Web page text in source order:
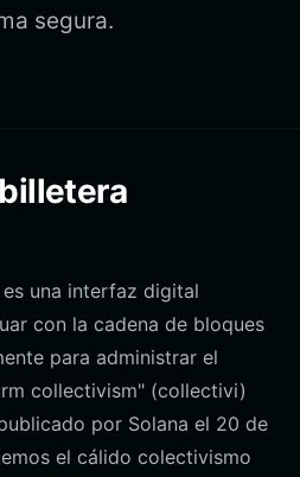
segura.
una interfaz digital
con la cadena de bloques
para administrar el
collectivism" (collectivi)
por Solana el 20 de
el cálido colectivismo